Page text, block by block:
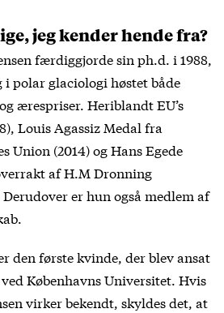
jeg kender hende fra?
færdiggjorde sin ph.d. i 1988,
polar glaciologi høstet både
ærespriser. Heriblandt EU’s
Louis Agassiz Medal fra
Union (2014) og Hans Egede
af H.M Dronning
er hun også medlem af
den første kvinde, der blev ansat
Københavns Universitet. Hvis
virker bekendt, skyldes det, at